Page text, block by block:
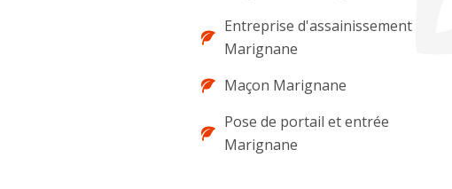
Entreprise d'assainissement
Marignane
Maçon Marignane
Pose de portail et entrée
Marignane